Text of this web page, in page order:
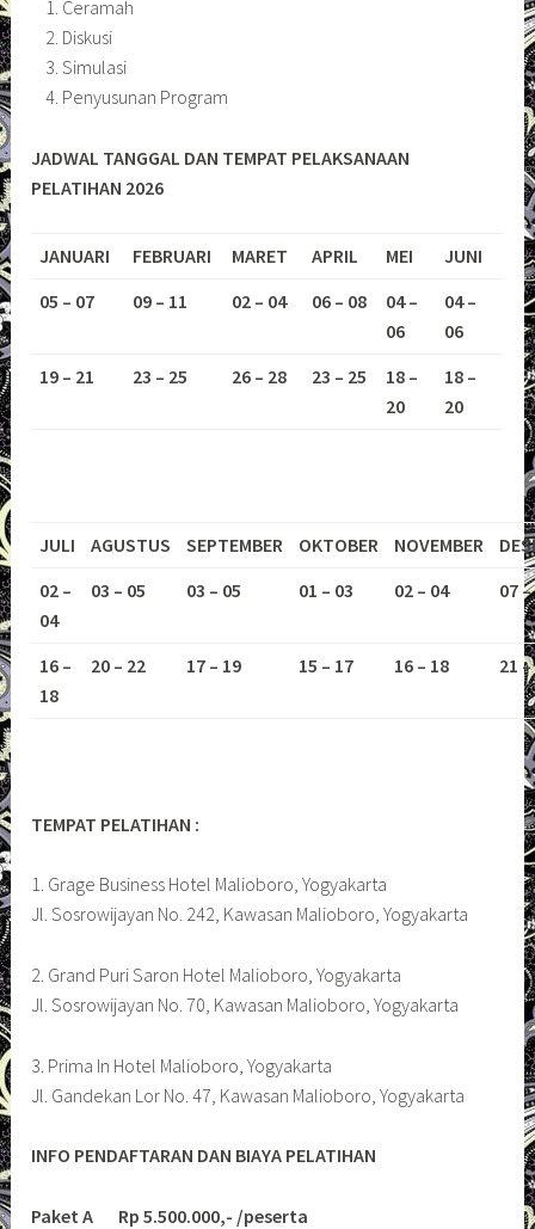
Ceramah
Diskusi
Simulasi
Penyusunan Program
JADWAL TANGGAL DAN TEMPAT PELAKSANAAN
PELATIHAN 2026
JANUARI FEBRUARI MARET APRIL MEI
JUNI
05 – 07
09 – 11 02 – 04 06 – 08
04 –
06
04 –
06
19 – 21
23 – 25 26 – 28 23 – 25
18 –
20
18 –
20
JULI AGUSTUS SEPTEMBER OKTOBER NOVEMBER
02 –
04
03 – 05 03 – 05 01 – 03 02 – 04 07
16 –
18
20 – 22 17 – 19 15 – 17 16 – 18 21
TEMPAT PELATIHAN :
1. Grage Business Hotel Malioboro, Yogyakarta
Jl. Sosrowijayan No. 242, Kawasan Malioboro, Yogyakarta
2. Grand Puri Saron Hotel Malioboro, Yogyakarta
Jl. Sosrowijayan No. 70, Kawasan Malioboro, Yogyakarta
3. Prima In Hotel Malioboro, Yogyakarta
Jl. Gandekan Lor No. 47, Kawasan Malioboro, Yogyakarta
INFO PENDAFTARAN DAN BIAYA PELATIHAN
Paket A Rp 5.500.000,- /peserta